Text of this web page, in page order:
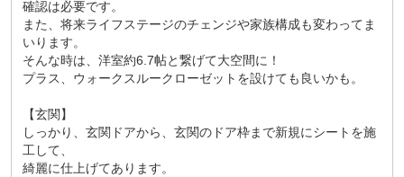
確認は必要です。
また、将来ライフステージのチェンジや家族構成も変わってま
いります。
そんな時は、洋室約6.7帖と繋げて大空間に！
プラス、ウォークスルークローゼットを設けても良いかも。
【玄関】
しっかり、玄関ドアから、玄関のドア枠まで新規にシートを施
工して、
綺麗に仕上げてあります。